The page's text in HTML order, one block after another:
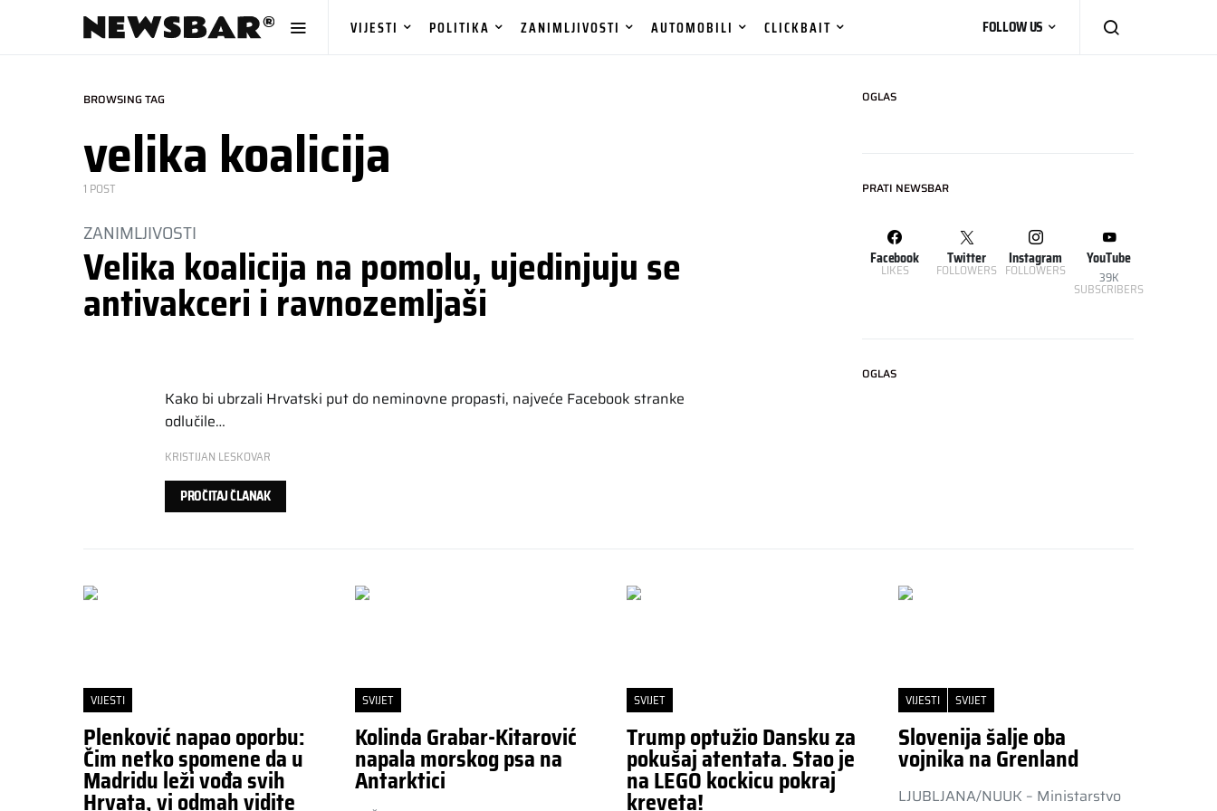
VIJESTI POLITIKA ZANIMLJIVOSTI AUTOMOBILI CLICKBAIT FOLLOW US
BROWSING TAG
velika koalicija
1 POST
ZANIMLJIVOSTI
Velika koalicija na pomolu, ujedinjuju se
antivakceri i ravnozemljaši
Kako bi ubrzali Hrvatski put do neminovne propasti, najveće Facebook stranke
odlučile…
KRISTIJAN LESKOVAR
PROČITAJ ČLANAK
OGLAS
PRATI NEWSBAR
Facebook
LIKES
Twitter
FOLLOWERS
Instagram
FOLLOWERS
YouTube
39K
SUBSCRIBERS
OGLAS
VIJESTI
Plenković napao oporbu:
Čim netko spomene da u
Madridu leži vođa svih
Hrvata, vi odmah vidite
SVIJET
Kolinda Grabar-Kitarović
napala morskog psa na
Antarktici
SVIJET
Trump optužio Dansku za
pokušaj atentata. Stao je
na LEGO kockicu pokraj
kreveta!
VIJESTI SVIJET
Slovenija šalje oba
vojnika na Grenland
LJUBLJANA/NUUK – Ministarstvo